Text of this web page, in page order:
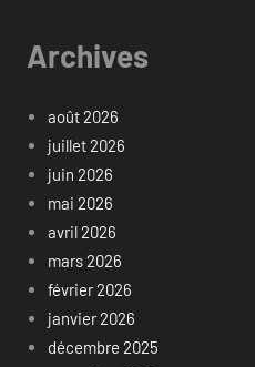
Archives
août 2026
juillet 2026
juin 2026
mai 2026
avril 2026
mars 2026
février 2026
janvier 2026
décembre 2025